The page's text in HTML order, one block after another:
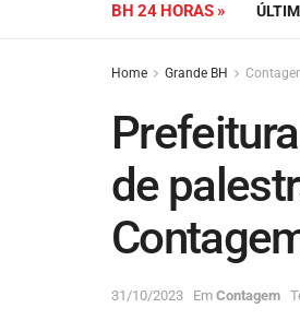
BH 24 HORAS »
Home Grande BH
de
31/10/2023 Em Contagem